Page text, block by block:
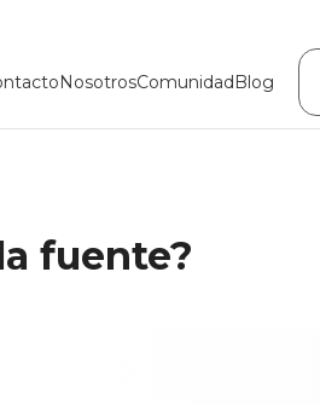
NosotrosComunidadBlog
fuente?